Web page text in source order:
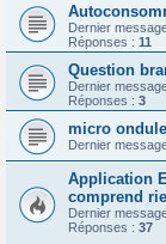
Dernier
Réponses : 11
Question
Dernier
Réponses : 3
micro
Dernier
Application
comprend
Dernier
Réponses : 37